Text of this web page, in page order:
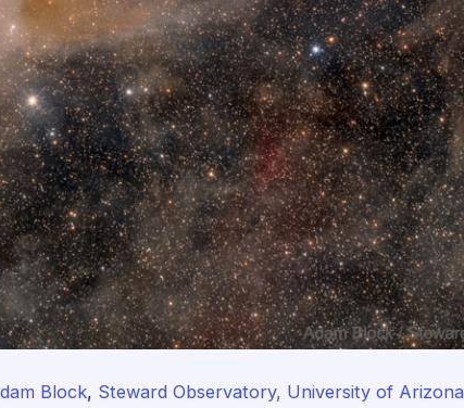
Block, Steward Observatory, University of Arizona